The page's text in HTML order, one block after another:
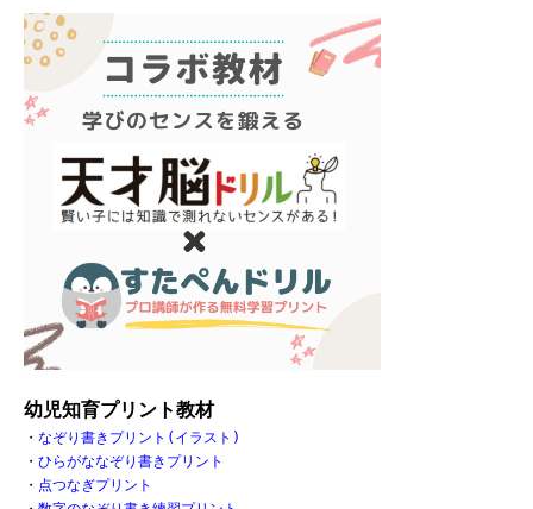
幼児知育プリント教材
・ なぞり書きプリント(イラスト)
・ ひらがななぞり書きプリント
・ 点つなぎプリント